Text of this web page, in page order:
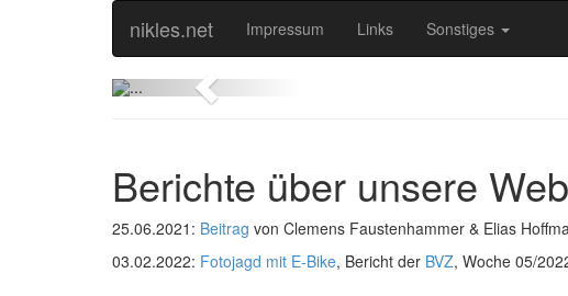
nikles.net Impressum Links Sonstiges
Previous
Berichte über unsere
25.06.2021: Beitrag von Clemens Faustenhammer & Elias
03.02.2022: Fotojagd mit E-Bike, Bericht der BVZ, Woche 05/